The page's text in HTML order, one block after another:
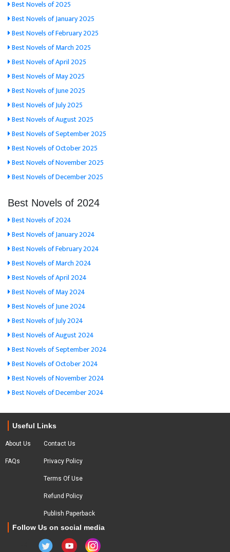
Best Novels of 2025
Best Novels of January 2025
Best Novels of February 2025
Best Novels of March 2025
Best Novels of April 2025
Best Novels of May 2025
Best Novels of June 2025
Best Novels of July 2025
Best Novels of August 2025
Best Novels of September 2025
Best Novels of October 2025
Best Novels of November 2025
Best Novels of December 2025
Best Novels of 2024
Best Novels of 2024
Best Novels of January 2024
Best Novels of February 2024
Best Novels of March 2024
Best Novels of April 2024
Best Novels of May 2024
Best Novels of June 2024
Best Novels of July 2024
Best Novels of August 2024
Best Novels of September 2024
Best Novels of October 2024
Best Novels of November 2024
Best Novels of December 2024
Useful Links
About Us
FAQs
Contact Us
Privacy Policy
Terms Of Use
Refund Policy
Publish Paperback
Follow Us on social media